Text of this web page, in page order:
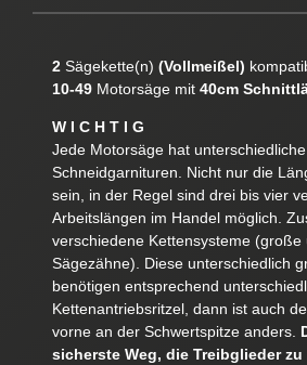
2Sägekette(n) (Vollmeißel)
10-49Motorsäge mit 40cm
W I C H T I G
Jede Motorsäge hat unterschiedliche
Schneidgarnituren. Nicht nur die
sein, in der Regel sind drei bis vier
Arbeitslängen im Handel möglich.
verschiedene Kettensysteme (große
Sägezähne). Diese unterschiedlich
benötigen entsprechend
Kettenantriebsritzel, dann ist auch
vorne an der Schwertspitze anders.
sicherste Weg, die Treibglieder